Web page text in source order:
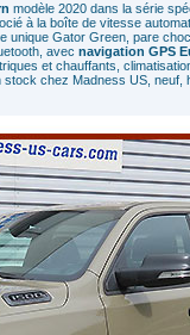
modèle 2020 dans la série
à la boîte de vitesse
unique Gator Green, pare
avec navigation GPS
et chauffants,
stock chez Madness US, neuf,